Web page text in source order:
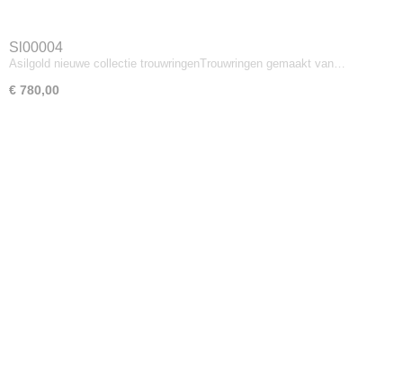
Sl00004
Asilgold nieuwe collectie trouwringenTrouwringen gemaakt van…
€ 780,00